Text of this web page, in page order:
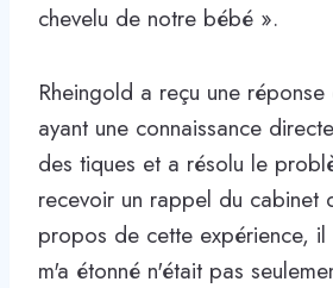
chevelu de notre bébé ».
Rheingold a reçu une
ayant une connaissance
des tiques et a résolu le
recevoir un rappel du cabinet
propos de cette expérience,
m'a étonné n'était pas